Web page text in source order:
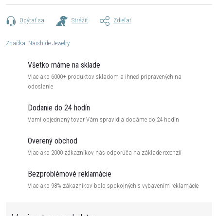
Opýtať sa Strážiť Zdieľať
Značka: Naishide Jewelry
Všetko máme na sklade
Viac ako 6000+ produktov skladom a ihneď pripravených na
odoslanie
Dodanie do 24 hodín
Vami objednaný tovar Vám spravidla dodáme do 24 hodín
Overený obchod
Viac ako 2000 zákazníkov nás odporúča na základe recenzií
Bezproblémové reklamácie
Viac ako 98% zákazníkov bolo spokojných s vybavením reklamácie